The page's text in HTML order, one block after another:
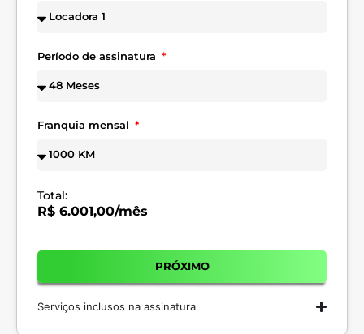
Período de assinatura
Franquia mensal
Total:
R$ 6.001,00/mês
PRÓXIMO
Serviços inclusos na assinatura